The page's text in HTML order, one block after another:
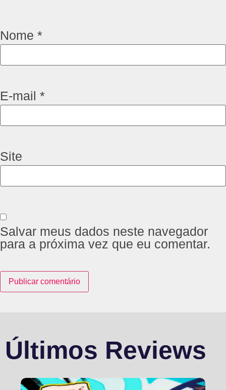
Nome *
E-mail *
Site
Salvar meus dados neste navegador
para a próxima vez que eu comentar.
Últimos Reviews